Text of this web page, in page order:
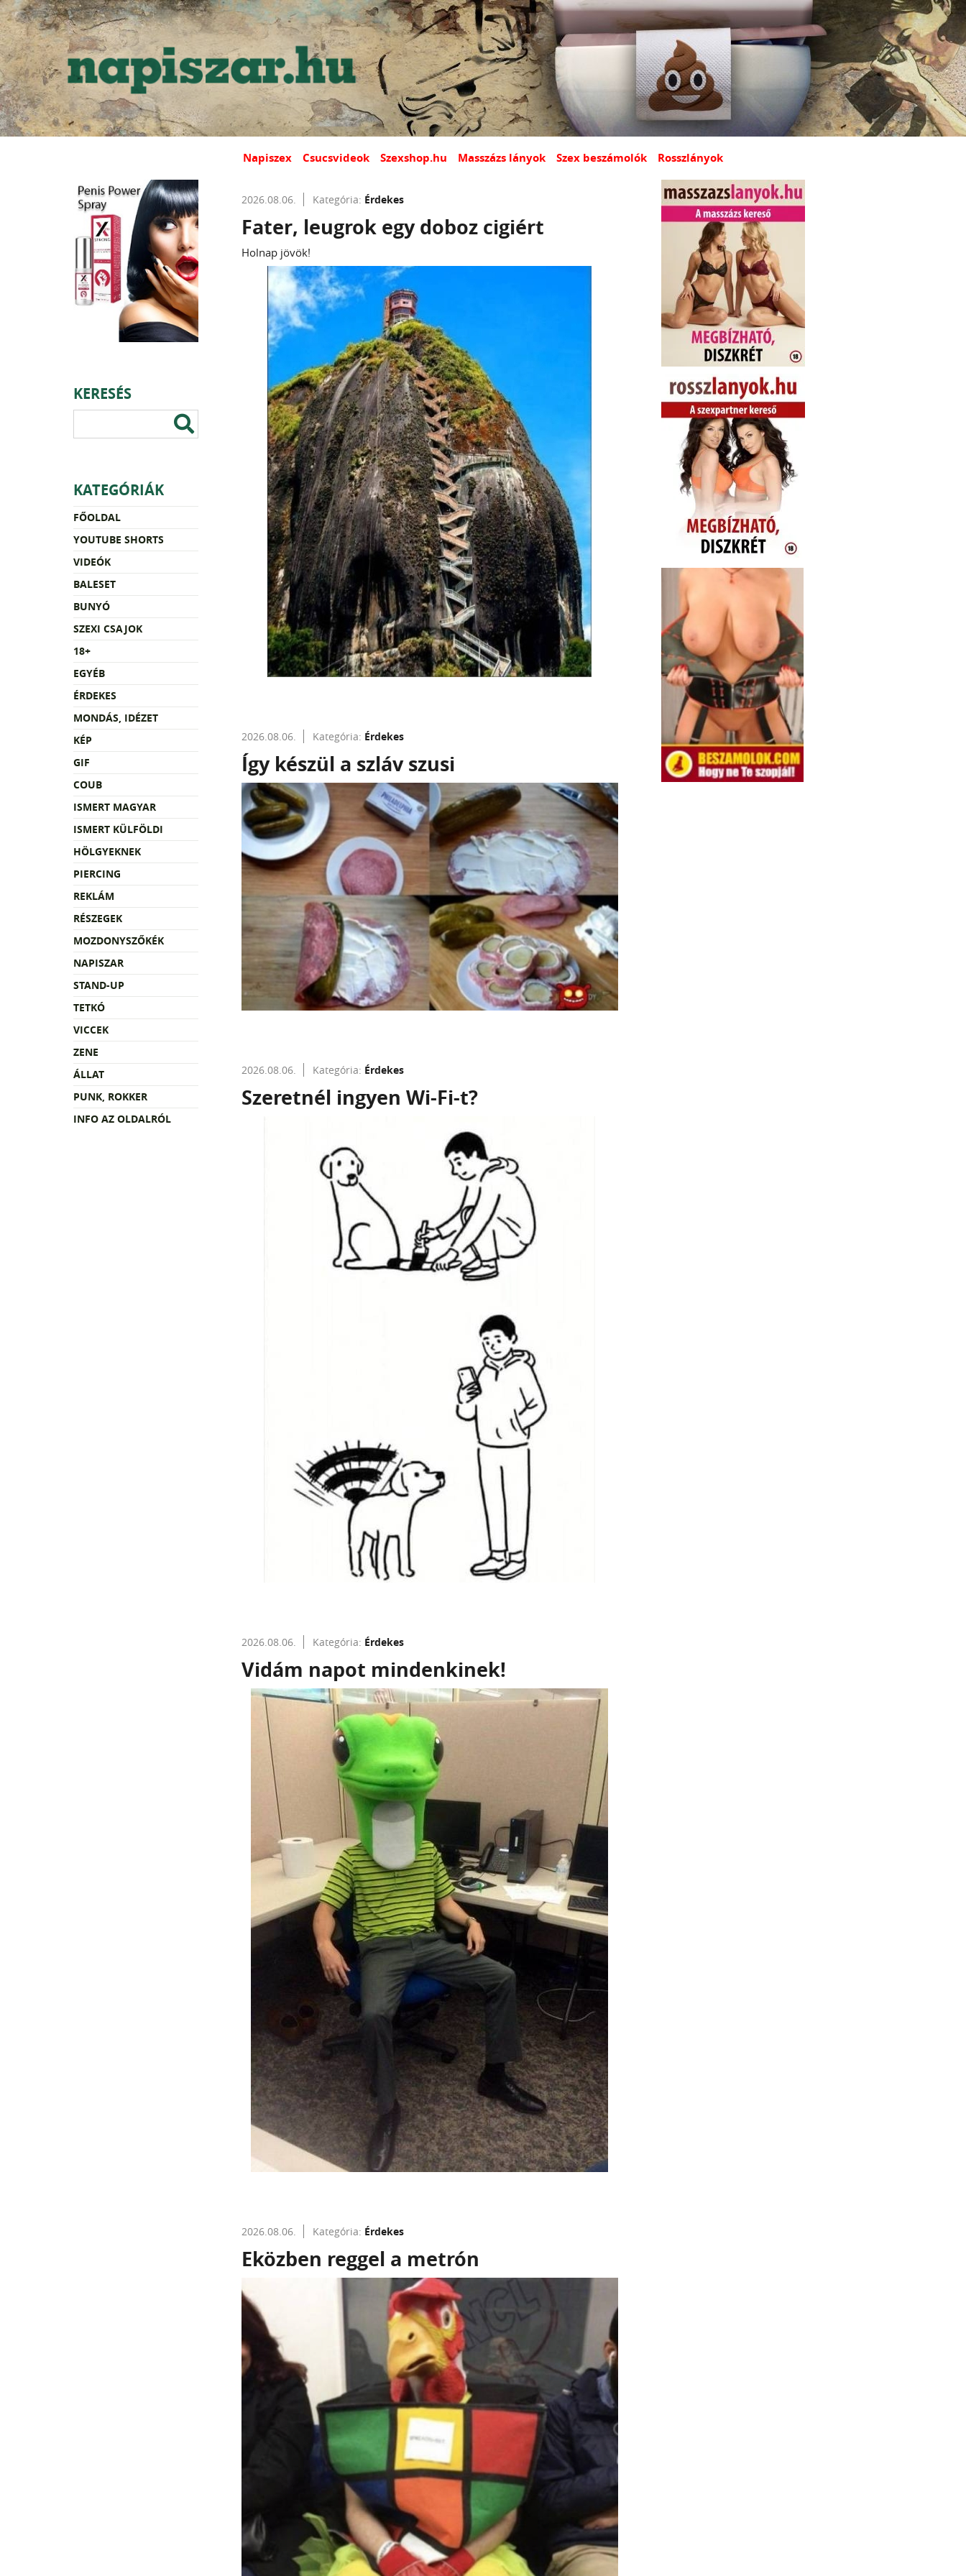
Napiszex Csucsvideok Szexshop.hu Masszázs lányok Szex beszámolók Rosszlányok
KERESÉS
KATEGÓRIÁK
FŐOLDAL
YOUTUBE SHORTS
VIDEÓK
BALESET
BUNYÓ
SZEXI CSAJOK
18+
EGYÉB
ÉRDEKES
MONDÁS, IDÉZET
KÉP
GIF
COUB
ISMERT MAGYAR
ISMERT KÜLFÖLDI
HÖLGYEKNEK
PIERCING
REKLÁM
RÉSZEGEK
MOZDONYSZŐKÉK
NAPISZAR
STAND-UP
TETKÓ
VICCEK
ZENE
ÁLLAT
PUNK, ROKKER
INFO AZ OLDALRÓL
2026.08.06. Kategória: Érdekes
Fater, leugrok egy doboz cigiért
Holnap jövök!
2026.08.06. Kategória: Érdekes
Így készül a szláv szusi
2026.08.06. Kategória: Érdekes
Szeretnél ingyen Wi-Fi-t?
2026.08.06. Kategória: Érdekes
Vidám napot mindenkinek!
2026.08.06. Kategória: Érdekes
Eközben reggel a metrón